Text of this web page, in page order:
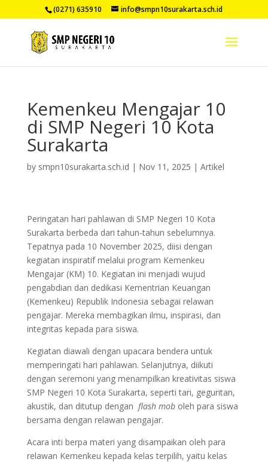
(0271) 635910 info@smpn10surakarta.sch.id
Kemenkeu Mengajar 10
di SMP Negeri 10 Kota
Surakarta
by smpn10surakarta.sch.id | Nov 11, 2025 | Artikel
Peringatan hari pahlawan di SMP Negeri 10 Kota
Surakarta berbeda dari tahun-tahun sebelumnya.
Tepatnya pada 10 November 2025, diisi dengan
kegiatan inspiratif melalui program Kemenkeu
Mengajar (KM) 10. Kegiatan ini menjadi wujud
pengabdian dan dedikasi Kementrian Keuangan
(Kemenkeu) Republik Indonesia sebagai relawan
pengajar. Mereka membagikan ilmu, inspirasi, dan
integritas kepada para siswa.
Kegiatan diawali dengan upacara bendera untuk
memperingati hari pahlawan. Selanjutnya, diikuti
dengan seremoni yang menampilkan kreativitas siswa
SMP Negeri 10 Kota Surakarta, seperti tari, geguritan,
akustik, dan ditutup dengan flash mob oleh para siswa
bersama dengan relawan pengajar.
Acara inti berpa materi yang disampaikan oleh para
relawan Kemenkeu kepada kelas terpilih, yaitu kelas